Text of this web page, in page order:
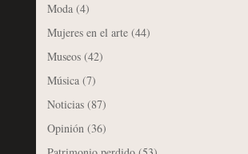
Moda(4)
Mujeres en el arte(44)
Museos(42)
Música(7)
Noticias(87)
Opinión(36)